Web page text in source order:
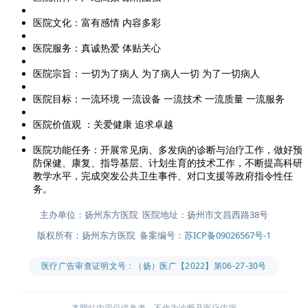
医院文化：富有感情 内容多彩
医院服务：真诚热爱 体贴关心
医院宗旨：一切为了病人 为了病人一切 为了一切病人
医院目标：一流环境 一流设备 一流技术 一流质量 一流服务
医院价值观 ：关爱健康 追求卓越
医院功能任务：开展常见病、多发病的诊断与治疗工作，做好预
防保健、康复、指导基层、计划生育的技术工作，不断提高科研
教学水平，完成突发公共卫生事件、对口支援等政府指令性任
务。
主办单位：扬州东方医院 医院地址：扬州市文昌西路38号
版权所有：扬州东方医院 备案编号： 苏ICP备09026567号-1
医疗广告审查证明文号：（扬）医广【2022】第06-27-30号